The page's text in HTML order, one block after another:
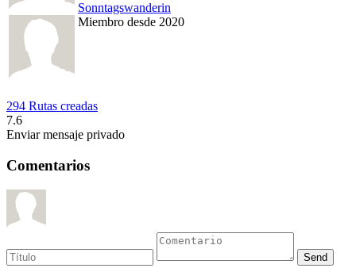
Sonntagswanderin
Miembro desde 2020
294 Rutas creadas
7.6
Enviar mensaje privado
Comentarios